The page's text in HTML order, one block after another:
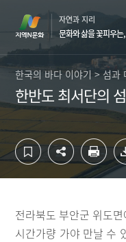
영
로
역
가
자연과 지리
문화와 삶을 꽃피우
한국의 바다 이야기 > 섬과
한반도 최서단의
전라북도 부안군 위도
시간가량 가야 만날 수